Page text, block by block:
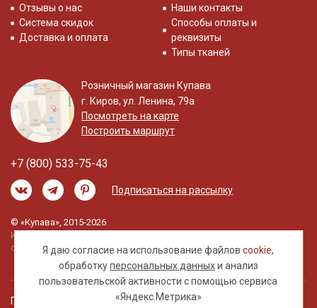
Я даю согласие на использование файловcookie,
обработкуперсональных данныхи анализ
пользовательской активности с помощью сервиса
«Яндекс.Метрика»
Отзывы о нас
Система скидок
Доставка и оплата
Наши контакты
Способы оплаты и
реквизиты
Типы тканей
Розничный магазин Купава
г. Киров, ул. Ленина, 79а
Посмотреть на карте
Построить маршрут
+7 (800) 533-75-43
Подписаться на рассылку
© «Купава», 2015-2026
Информация на сайте не является публичной
офертой.
Правовая информация